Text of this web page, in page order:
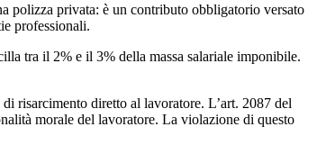
polizza privata: è un contributo obbligatorio versato
professionali.
tra il 2% e il 3% della massa salariale imponibile.
risarcimento diretto al lavoratore. L’art. 2087 del
morale del lavoratore. La violazione di questo